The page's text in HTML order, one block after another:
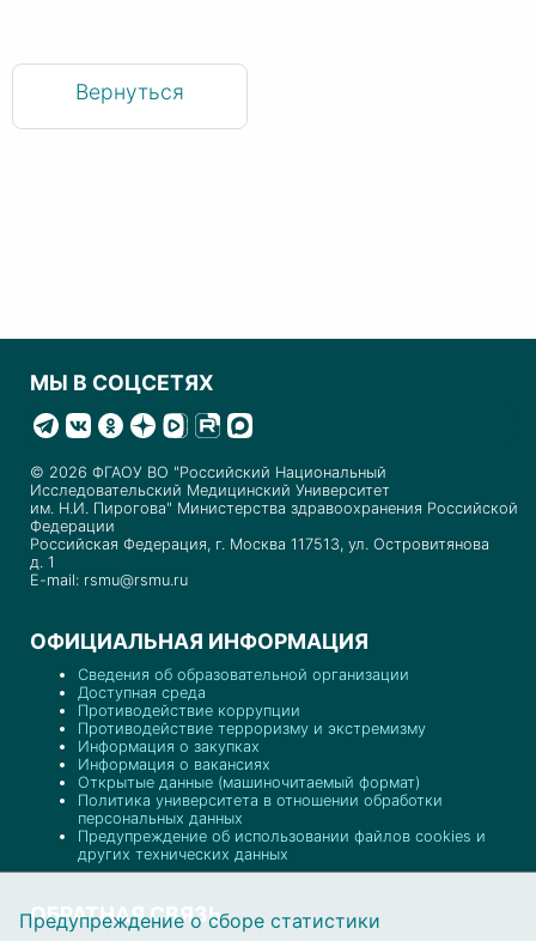
Вернуться
МЫ В СОЦСЕТЯХ
© 2026 ФГАОУ ВО "Российский Национальный
Исследовательский Медицинский Университет
им. Н.И. Пирогова" Министерства здравоохранения Российской
Федерации
Российская Федерация, г. Москва 117513, ул. Островитянова
д. 1
E-mail: rsmu@rsmu.ru
ОФИЦИАЛЬНАЯ ИНФОРМАЦИЯ
Сведения об образовательной организации
Доступная среда
Противодействие коррупции
Противодействие терроризму и экстремизму
Информация о закупках
Информация о вакансиях
Открытые данные (машиночитаемый формат)
Политика университета в отношении обработки
персональных данных
Предупреждение об использовании файлов cookies и
других технических данных
ОБРАТНАЯ СВЯЗЬ
Предупреждение о сборе статистики